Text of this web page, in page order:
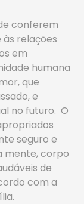
conferem
relações
em
humana
que
e
no futuro. O
seguro e
mente, corpo
de
com a